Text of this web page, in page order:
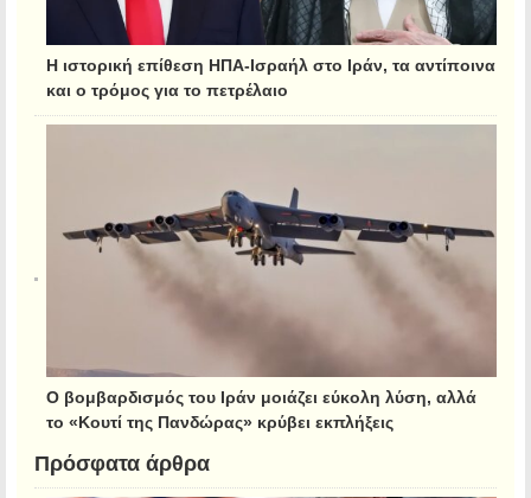
Η ιστορική επίθεση ΗΠΑ-Ισραήλ στο Ιράν, τα αντίποινα
και ο τρόμος για το πετρέλαιο
Ο βομβαρδισμός του Ιράν μοιάζει εύκολη λύση, αλλά
το «Κουτί της Πανδώρας» κρύβει εκπλήξεις
Πρόσφατα άρθρα